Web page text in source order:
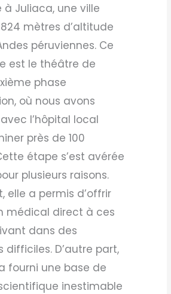
à Juliaca, une ville
mètres d’altitude
péruviennes. Ce
est le théâtre de
phase
où nous avons
l’hôpital local
près de 100
étape s’est avérée
plusieurs raisons.
elle a permis d’offrir
médical direct à ces
dans des
difficiles. D’autre part,
fourni une base de
inestimable